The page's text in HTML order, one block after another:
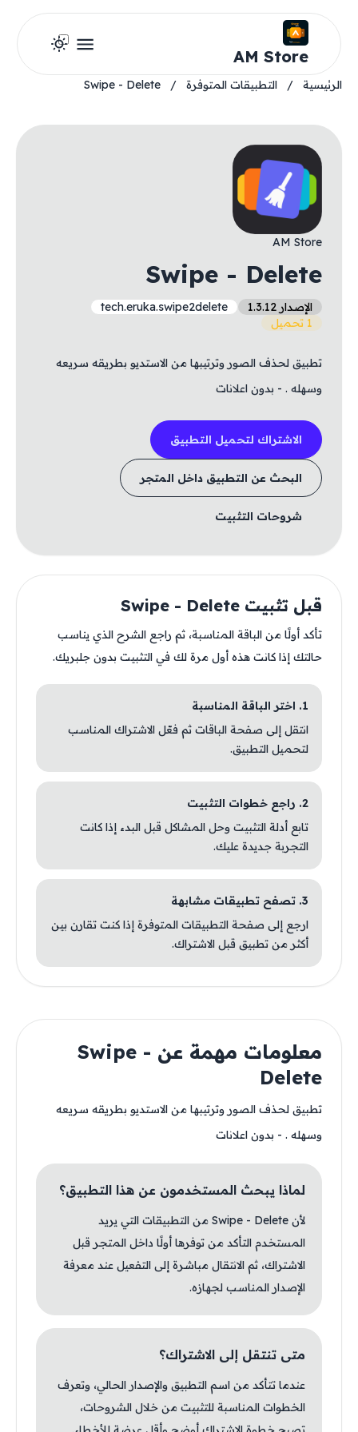
AM Store
الرئيسية / التطبيقات المتوفرة /
Swipe - Delete
AM Store
Swipe - Delete
الإصدار 1.3.12
tech.eruka.swipe2delete
1 تحميل
تطبيق لحذف الصور وترتيبها من الاستديو بطريقه سريعه
وسهله . - بدون اعلانات
الاشتراك لتحميل التطبيق
البحث عن التطبيق داخل المتجر
شروحات التثبيت
قبل تثبيت Swipe - Delete
تأكد أولًا من الباقة المناسبة، ثم راجع الشرح الذي يناسب
حالتك إذا كانت هذه أول مرة لك في التثبيت بدون جلبريك.
1. اختر الباقة المناسبة
انتقل إلى صفحة الباقات ثم فعّل الاشتراك المناسب
لتحميل التطبيق.
2. راجع خطوات التثبيت
تابع أدلة التثبيت وحل المشاكل قبل البدء إذا كانت
التجربة جديدة عليك.
3. تصفح تطبيقات مشابهة
ارجع إلى صفحة التطبيقات المتوفرة إذا كنت تقارن بين
أكثر من تطبيق قبل الاشتراك.
معلومات مهمة عن Swipe -
Delete
تطبيق لحذف الصور وترتيبها من الاستديو بطريقه سريعه
وسهله . - بدون اعلانات
لماذا يبحث المستخدمون عن هذا التطبيق؟
لأن Swipe - Delete من التطبيقات التي يريد
المستخدم التأكد من توفرها أولًا داخل المتجر قبل
الاشتراك، ثم الانتقال مباشرة إلى التفعيل عند معرفة
الإصدار المناسب لجهازه.
متى تنتقل إلى الاشتراك؟
عندما تتأكد من اسم التطبيق والإصدار الحالي، وتعرف
الخطوات المناسبة للتثبيت من خلال الشروحات،